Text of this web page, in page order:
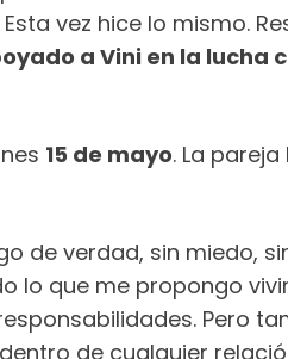
vez hice lo mismo.
a Vini en la
15 de mayo. La
de verdad, sin miedo,
lo que me propongo
Pero
de cualquier